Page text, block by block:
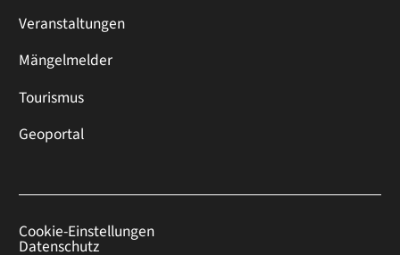
Veranstaltungen
Mängelmelder
Tourismus
Geoportal
Cookie-Einstellungen
Datenschutz